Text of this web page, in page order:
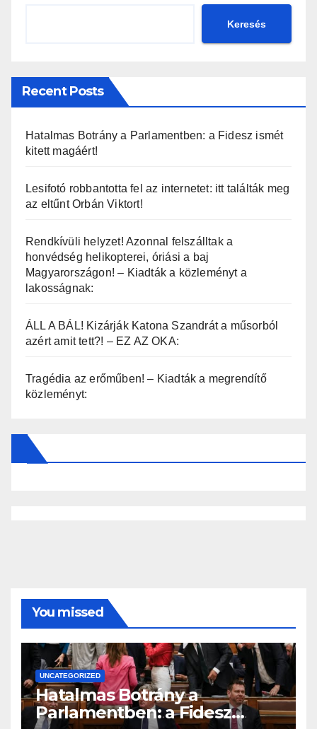
Keresés
Recent Posts
Hatalmas Botrány a Parlamentben: a Fidesz ismét
kitett magáért!
Lesifotó robbantotta fel az internetet: itt találták meg
az eltűnt Orbán Viktort!
Rendkívüli helyzet! Azonnal felszálltak a
honvédség helikopterei, óriási a baj
Magyarországon! – Kiadták a közleményt a
lakosságnak:
ÁLL A BÁL! Kizárják Katona Szandrát a műsorból
azért amit tett?! – EZ AZ OKA:
Tragédia az erőműben! – Kiadták a megrendítő
közleményt:
You missed
UNCATEGORIZED
Hatalmas Botrány a
Parlamentben: a Fidesz